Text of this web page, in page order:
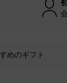
めのギフト